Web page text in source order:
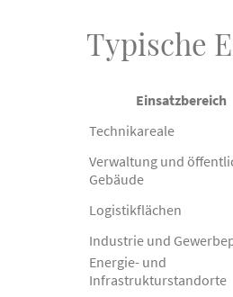
Typische
Einsatzbereich
Technikareale
Verwaltung und
Gebäude
Logistikflächen
Industrie und
Energie- und
Infrastrukturstandorte